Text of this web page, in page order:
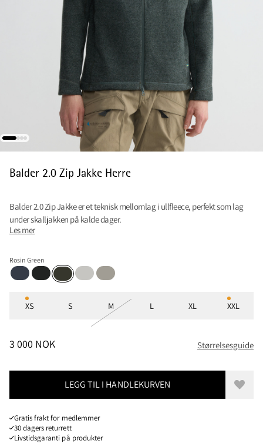
Balder 2.0 Zip Jakke Herre
Balder 2.0 Zip Jakke er et teknisk mellomlag i ullfleece, perfekt som lag
under skalljakken på kalde dager.
Les mer
Rosin Green
Storm Blue
CharcoalRosin Green
Dark Moon
Light Olive
Størrelser
XS S M L XL XXL
PRIS: 3 000 NOK, REDUSERT FRA 3 000 NOK
3 000 NOK Størrelsesguide
LEGG TIL I HANDLEKURVEN Legg
Gratis frakt for medlemmer
30 dagers returrett
Livstidsgaranti på produkter